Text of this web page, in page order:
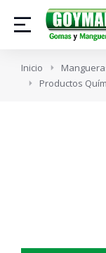
Estás aquí:
Inicio
Productos